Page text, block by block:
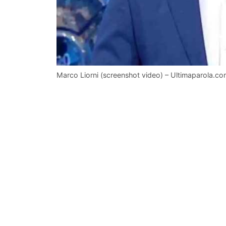
Marco Liorni (screenshot video) –